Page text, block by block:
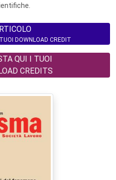
DOWNLOAD CREDIT
QUI I TUOI
CREDITS